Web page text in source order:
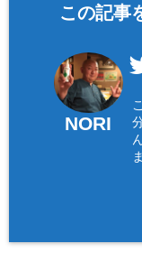
この記事
NORI